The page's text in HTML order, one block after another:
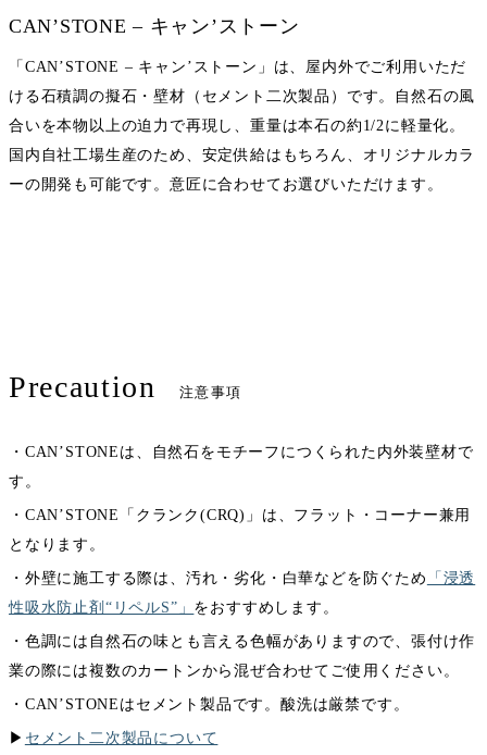
CAN’STONE – キャン’ストーン
「CAN’STONE – キャン’ストーン」は、屋内外でご利用いただ
ける石積調の擬石・壁材（セメント二次製品）です。自然石の風
合いを本物以上の迫力で再現し、重量は本石の約1/2に軽量化。
国内自社工場生産のため、安定供給はもちろん、オリジナルカラ
ーの開発も可能です。意匠に合わせてお選びいただけます。
Precaution 注意事項
・CAN’STONEは、自然石をモチーフにつくられた内外装壁材で
す。
・CAN’STONE「クランク(CRQ)」は、フラット・コーナー兼用
となります。
・外壁に施工する際は、汚れ・劣化・白華などを防ぐため
「浸透
性吸水防止剤“リペルS”」 をおすすめします。
・色調には自然石の味とも言える色幅がありますので、張付け作
業の際には複数のカートンから混ぜ合わせてご使用ください。
・CAN’STONEはセメント製品です。酸洗は厳禁です。
▶︎ セメント二次製品について